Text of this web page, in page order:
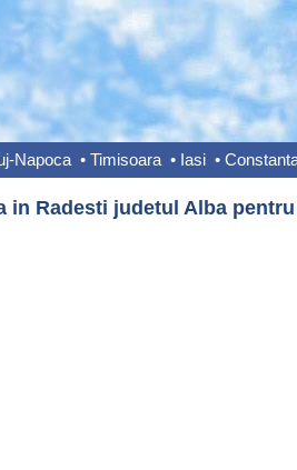
Napoca • Timisoara • Iasi •
in Radesti judetul Alba